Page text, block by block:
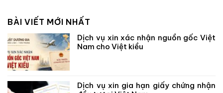
BÀI VIẾT MỚI NHẤT
Dịch vụ xin xác nhận nguồn gốc Việt
Nam cho Việt kiều
Dịch vụ xin gia hạn giấy chứng nhận